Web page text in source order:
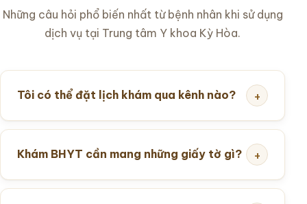
Những câu hỏi phổ biến nhất từ bệnh nhân khi sử dụng
dịch vụ tại Trung tâm Y khoa Kỳ Hòa.
Tôi có thể đặt lịch khám qua kênh nào?
Khám BHYT cần mang những giấy tờ gì?